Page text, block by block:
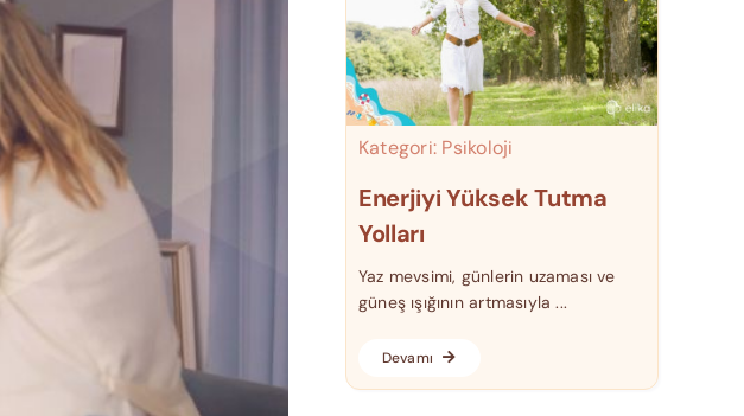
Kategori: Psikoloji
Enerjiyi Yüksek Tutma
Yolları
Yaz mevsimi, günlerin uzaması ve
güneş ışığının artmasıyla ...
Devamı